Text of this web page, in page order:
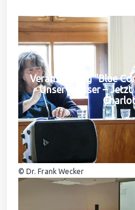
Veranstaltung "Blue
Unser Wasser –
© Dr. Frank Wecker